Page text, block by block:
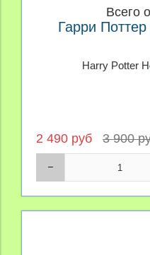
Всего
Гарри
Harry Potter
2 490 руб 3 900